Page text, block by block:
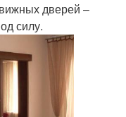
дверей –
силу.